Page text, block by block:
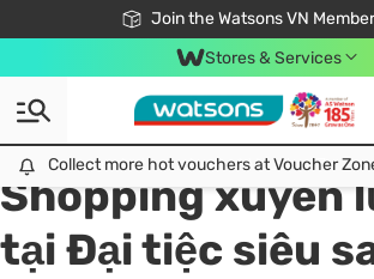
Join the Watsons VN
Free Shipping For Order From
24h Fast delivery in Hồ Chí
Stores & Services
Collect more hot vouchers at Voucher Zone
Collect more hot vouchers at Voucher
All
Chăm Sóc Cá Nhân
Shopping xuyên
tại Đại tiệc siêu